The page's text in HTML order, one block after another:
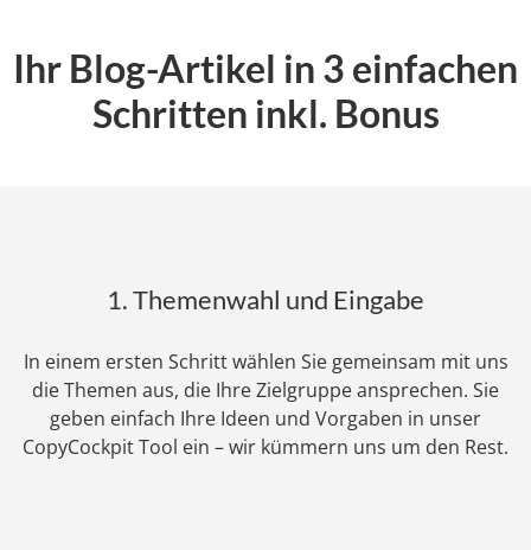
Ihr Blog-Artikel in 3 einfachen
Schritten inkl. Bonus
1. Themenwahl und Eingabe
In einem ersten Schritt wählen Sie gemeinsam mit uns
die Themen aus, die Ihre Zielgruppe ansprechen. Sie
geben einfach Ihre Ideen und Vorgaben in unser
CopyCockpit Tool ein – wir kümmern uns um den Rest.